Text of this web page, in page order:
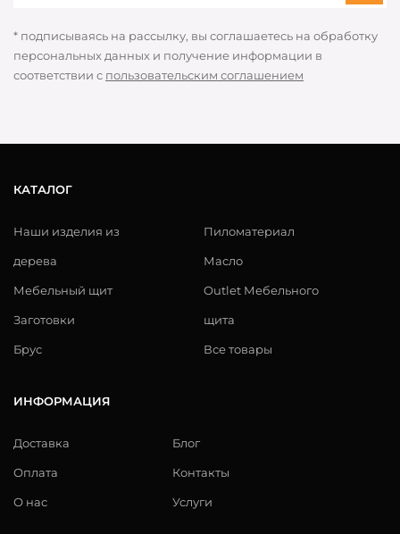
* подписываясь на рассылку, вы соглашаетесь на обработку
персональных данных и получение информации в
соответствии с пользовательским соглашением
КАТАЛОГ
Наши изделия из
дерева
Мебельный щит
Заготовки
Брус
Пиломатериал
Масло
Outlet Мебельного
щита
Все товары
ИНФОРМАЦИЯ
Доставка
Оплата
О нас
Блог
Контакты
Услуги